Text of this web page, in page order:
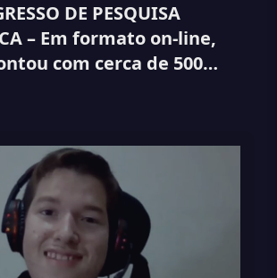
DE PESQUISA
– Em formato on-line,
com cerca de 500